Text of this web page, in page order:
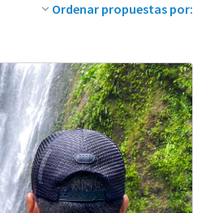
Ordenar propuestas por: